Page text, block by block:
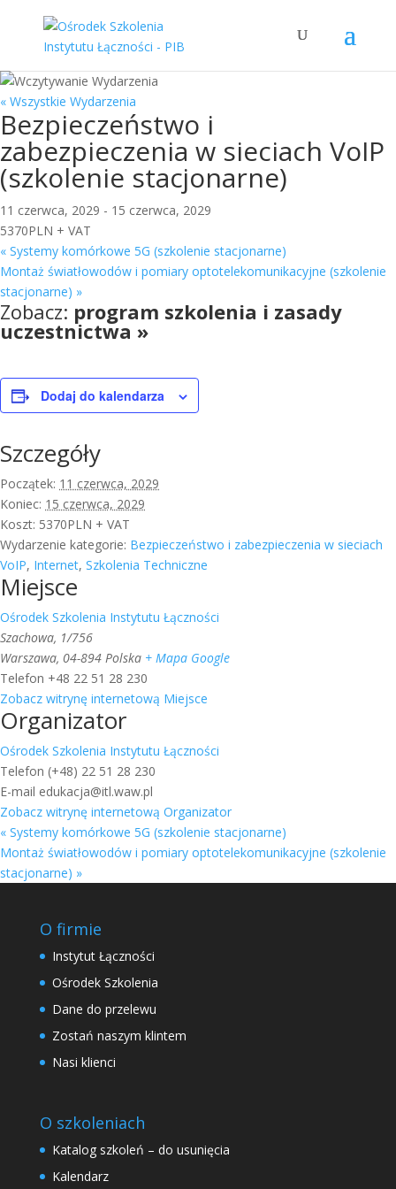
« Wszystkie Wydarzenia
Bezpieczeństwo i
zabezpieczenia w sieciach VoIP
(szkolenie stacjonarne)
11 czerwca, 2029 - 15 czerwca, 2029
5370PLN + VAT
« Systemy komórkowe 5G (szkolenie stacjonarne)
Montaż światłowodów i pomiary optotelekomunikacyjne (szkolenie
stacjonarne) »
Zobacz: program szkolenia i zasady
uczestnictwa »
Dodaj do kalendarza
Szczegóły
Początek: 11 czerwca, 2029
Koniec: 15 czerwca, 2029
Koszt: 5370PLN + VAT
Wydarzenie kategorie: Bezpieczeństwo i zabezpieczenia w sieciach
VoIP, Internet, Szkolenia Techniczne
Miejsce
Ośrodek Szkolenia Instytutu Łączności
Szachowa, 1/756
Warszawa, 04-894 Polska + Mapa Google
Telefon +48 22 51 28 230
Zobacz witrynę internetową Miejsce
Organizator
Ośrodek Szkolenia Instytutu Łączności
Telefon (+48) 22 51 28 230
E-mail edukacja@itl.waw.pl
Zobacz witrynę internetową Organizator
« Systemy komórkowe 5G (szkolenie stacjonarne)
Montaż światłowodów i pomiary optotelekomunikacyjne (szkolenie
stacjonarne) »
O firmie
Instytut Łączności
Ośrodek Szkolenia
Dane do przelewu
Zostań naszym klintem
Nasi klienci
O szkoleniach
Katalog szkoleń – do usunięcia
Kalendarz